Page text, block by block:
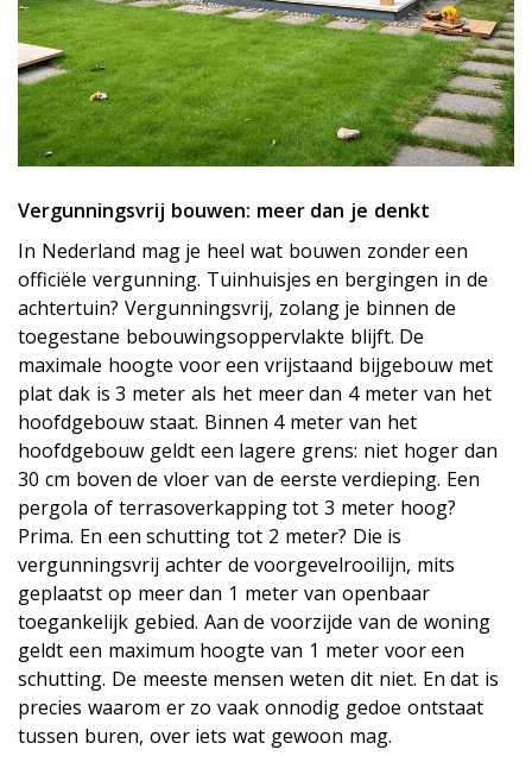
Vergunningsvrij bouwen: meer dan je denkt
In Nederland mag je heel wat bouwen zonder een
officiële vergunning. Tuinhuisjes en bergingen in de
achtertuin? Vergunningsvrij, zolang je binnen de
toegestane bebouwingsoppervlakte blijft. De
maximale hoogte voor een vrijstaand bijgebouw met
plat dak is 3 meter als het meer dan 4 meter van het
hoofdgebouw staat. Binnen 4 meter van het
hoofdgebouw geldt een lagere grens: niet hoger dan
30 cm boven de vloer van de eerste verdieping. Een
pergola of terrasoverkapping tot 3 meter hoog?
Prima. En een schutting tot 2 meter? Die is
vergunningsvrij achter de voorgevelrooilijn, mits
geplaatst op meer dan 1 meter van openbaar
toegankelijk gebied. Aan de voorzijde van de woning
geldt een maximum hoogte van 1 meter voor een
schutting. De meeste mensen weten dit niet. En dat is
precies waarom er zo vaak onnodig gedoe ontstaat
tussen buren, over iets wat gewoon mag.